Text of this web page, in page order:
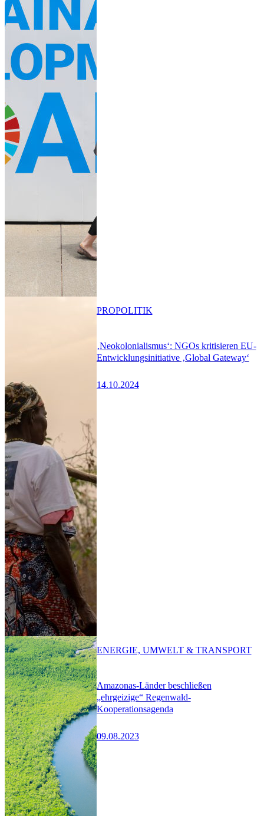
‚Neokolonialismus‘: NGOs kritisieren EU-
Entwicklungsinitiative ‚Global Gateway‘
14.10.2024
PROPOLITIK
Amazonas-Länder beschließen
„ehrgeizige“ Regenwald-
Kooperationsagenda
09.08.2023
ENERGIE, UMWELT & TRANSPORT